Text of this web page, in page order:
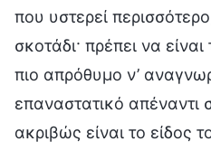
που υστερεί
σκοτάδι· πρέπει να
πιο απρόθυμο ν’
επαναστατικό απέναντι
ακριβώς είναι το είδος